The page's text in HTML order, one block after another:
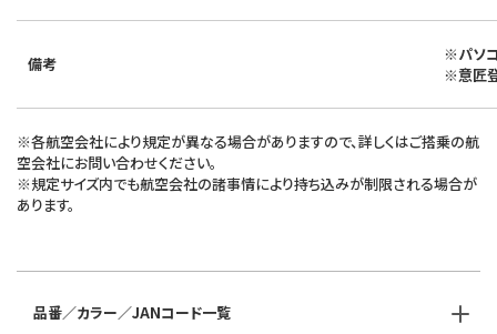
備考
※パソ
※意匠
※各航空会社により規定が異なる場合がありますので、詳しくはご搭乗の航
空会社にお問い合わせください。
※規定サイズ内でも航空会社の諸事情により持ち込みが制限される場合が
あります。
品番／カラー／JANコード一覧